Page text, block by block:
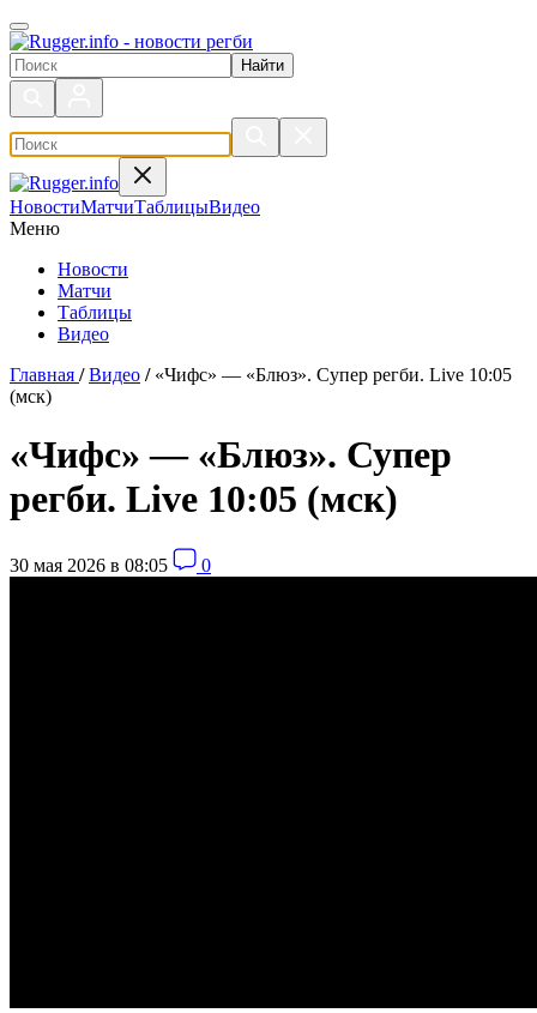
Поиск по сайту
НовостиМатчиТаблицыВидео
Меню
Новости
Матчи
Таблицы
Видео
Главная / Видео / «Чифс» — «Блюз». Супер регби. Live 10:05
(мск)
«Чифс» — «Блюз». Супер
регби. Live 10:05 (мск)
30 мая 2026 в 08:05 0